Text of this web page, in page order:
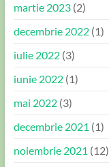
martie 2023(2)
decembrie 2022(1)
iulie 2022(3)
iunie 2022(1)
mai 2022(3)
decembrie 2021 (1)
noiembrie 2021 (12)